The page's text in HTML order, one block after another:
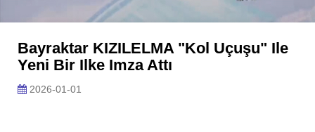
Bayraktar KIZILELMA "kol Uçuşu" Ile
Yeni Bir Ilke Imza Attı
2026-01-01